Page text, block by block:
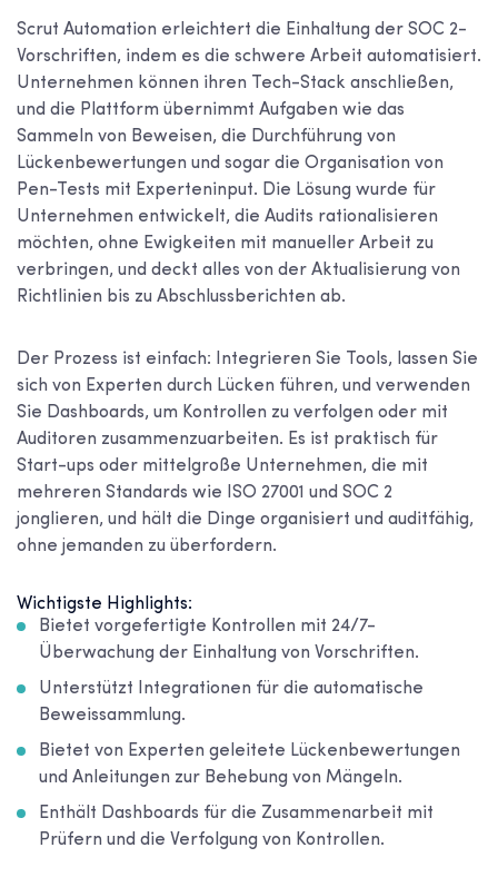
Scrut Automation erleichtert die Einhaltung der SOC 2-
Vorschriften, indem es die schwere Arbeit automatisiert.
Unternehmen können ihren Tech-Stack anschließen,
und die Plattform übernimmt Aufgaben wie das
Sammeln von Beweisen, die Durchführung von
Lückenbewertungen und sogar die Organisation von
Pen-Tests mit Experteninput. Die Lösung wurde für
Unternehmen entwickelt, die Audits rationalisieren
möchten, ohne Ewigkeiten mit manueller Arbeit zu
verbringen, und deckt alles von der Aktualisierung von
Richtlinien bis zu Abschlussberichten ab.
Der Prozess ist einfach: Integrieren Sie Tools, lassen Sie
sich von Experten durch Lücken führen, und verwenden
Sie Dashboards, um Kontrollen zu verfolgen oder mit
Auditoren zusammenzuarbeiten. Es ist praktisch für
Start-ups oder mittelgroße Unternehmen, die mit
mehreren Standards wie ISO 27001 und SOC 2
jonglieren, und hält die Dinge organisiert und auditfähig,
ohne jemanden zu überfordern.
Wichtigste Highlights:
Bietet vorgefertigte Kontrollen mit 24/7-
Überwachung der Einhaltung von Vorschriften.
Unterstützt Integrationen für die automatische
Beweissammlung.
Bietet von Experten geleitete Lückenbewertungen
und Anleitungen zur Behebung von Mängeln.
Enthält Dashboards für die Zusammenarbeit mit
Prüfern und die Verfolgung von Kontrollen.